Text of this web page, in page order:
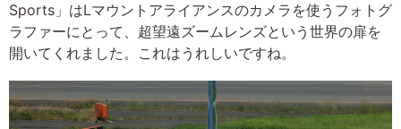
Sports」はLマウントアライアンスのカメラを使うフォトグ
ラファーにとって、超望遠ズームレンズという世界の扉を
開いてくれました。これはうれしいですね。